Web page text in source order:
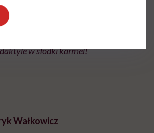
wykonania przepisy, pokazuje, że
być pyszna nawet dla faceta.
w słodki karmel!​
Wałkowicz